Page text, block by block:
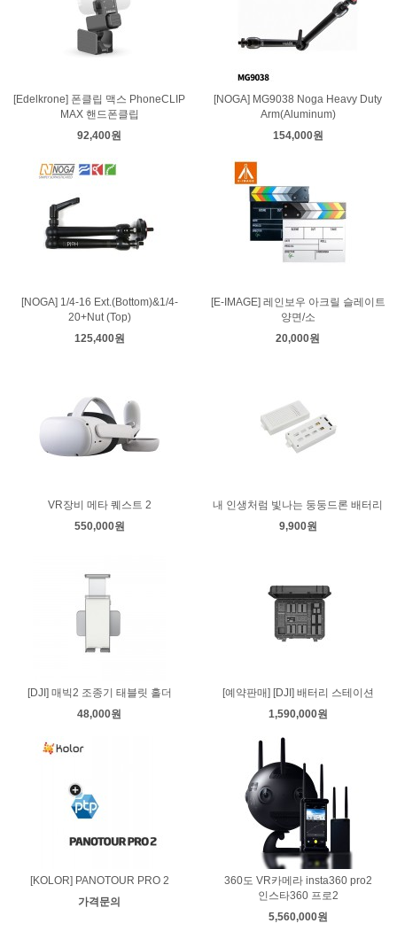
[Edelkrone] 폰클립 맥스 PhoneCLIP
MAX 핸드폰클립
92,400원
[NOGA] MG9038 Noga Heavy Duty
Arm(Aluminum)
154,000원
[NOGA] 1/4-16 Ext.(Bottom)&1/4-
20+Nut (Top)
125,400원
[E-IMAGE] 레인보우 아크릴 슬레이트
양면/소
20,000원
VR장비 메타 퀘스트 2
550,000원
내 인생처럼 빛나는 둥둥드론 배터리
9,900원
[DJI] 매빅2 조종기 태블릿 홀더
48,000원
[예약판매] [DJI] 배터리 스테이션
1,590,000원
[KOLOR] PANOTOUR PRO 2
가격문의
360도 VR카메라 insta360 pro2
인스타360 프로2
5,560,000원